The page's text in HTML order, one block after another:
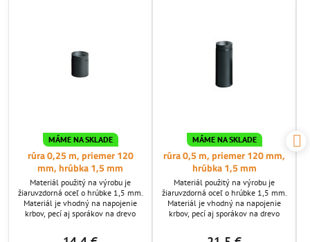
MÁME NA SKLADE
rúra 0,25 m, priemer 120
mm, hrúbka 1,5 mm
Materiál použitý na výrobu je
žiaruvzdorná oceľ o hrúbke 1,5 mm.
Materiál je vhodný na napojenie
krbov, pecí aj sporákov na drevo
MÁME NA SKLADE
rúra 0,5 m, priemer 120 mm,
hrúbka 1,5 mm
Materiál použitý na výrobu je
žiaruvzdorná oceľ o hrúbke 1,5 mm.
Materiál je vhodný na napojenie
krbov, pecí aj sporákov na drevo